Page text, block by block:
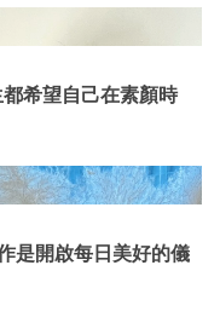
都希望自己在素顏時
是開啟每日美好的儀